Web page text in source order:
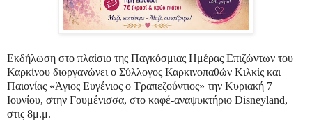
Εκδήλωση στο πλαίσιο της Παγκόσμιας Ημέρας Επιζώντων του
Καρκίνου διοργανώνει ο Σύλλογος Καρκινοπαθών Κιλκίς και
Παιονίας «Άγιος Ευγένιος ο Τραπεζούντιος» την Κυριακή 7
Ιουνίου, στην Γουμένισσα, στο καφέ-αναψυκτήριο Disneyland,
στις 8μ.μ.